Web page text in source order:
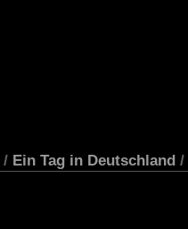
/ Ein Tag in Deutschland /